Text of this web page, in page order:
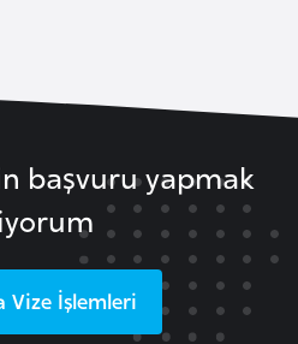
başvuru yapmak
Vize İşlemleri